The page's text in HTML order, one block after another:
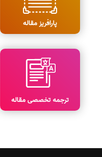
پارافریز مقاله
ترجمه تخصصی مقاله